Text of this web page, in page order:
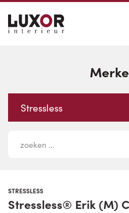
Stressless
STRESSLESS
Stressless® Erik (M)